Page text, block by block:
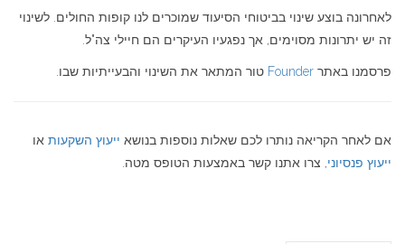
לאחרונה בוצע שינוי בביטוחי הסיעוד שמוכרים לנו קופות החולים. לשינוי
זה יש יתרונות מסוימים, אך נפגעיו העיקרים הם חיילי צה"ל.
פרסמנו באתר Founder טור המתאר את השינוי והבעייתיות שבו.
אם לאחר הקריאה נותרו לכם שאלות נוספות בנושא ייעוץ השקעות או
ייעוץ פנסיוני , צרו אתנו קשר באמצעות הטופס מטה.